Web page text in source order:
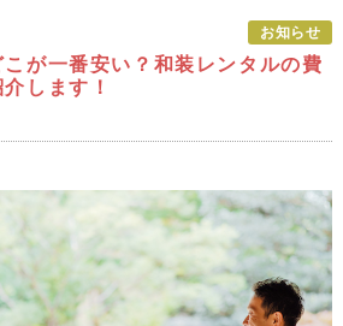
お知らせ
が一番安い？和装レンタルの費
します！